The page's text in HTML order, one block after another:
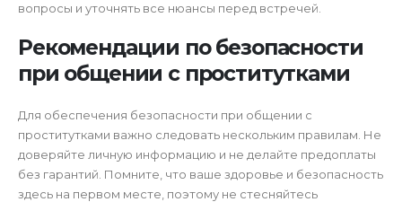
вопросы и уточнять все нюансы перед встречей.
Рекомендации по безопасности
при общении с проститутками
Для обеспечения безопасности при общении с
проститутками важно следовать нескольким правилам. Не
доверяйте личную информацию и не делайте предоплаты
без гарантий. Помните, что ваше здоровье и безопасность
здесь на первом месте, поэтому не стесняйтесь